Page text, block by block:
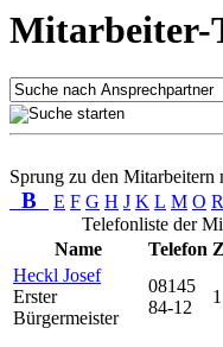
Mitarbeiter-
Sprung zu den Mitarbeitern
B E F G H J K L M O R
Telefonliste der
Name
Telefon
Heckl Josef
Erster
Bürgermeister
08145
84-12